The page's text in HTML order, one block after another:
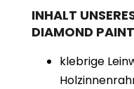
INHALT
DIAMOND
klebrige